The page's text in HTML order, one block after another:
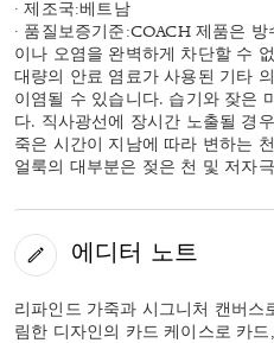
· 제조국:베트남
· 품질보증기준:COACH 제품은
이나 오염을 완벽하게 차단할 수
대량의 안료 염료가 사용된 기타
이염될 수 있습니다. 습기와 잦은
다. 직사광선에 장시간 노출될 경
죽은 시간이 지남에 따라 변하는
얼룩의 대부분은 젖은 천 및 저자
에디터 노트
리파인드 가죽과 시그니처 캔버스
림한 디자인의 카드 케이스로 카